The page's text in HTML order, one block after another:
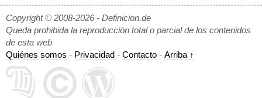
Copyright © 2008-2026 - Definicion.de
Queda prohibida la reproducción total o parcial de los contenidos
de esta web
Quiénes somos - Privacidad - Contacto - Arriba ↑